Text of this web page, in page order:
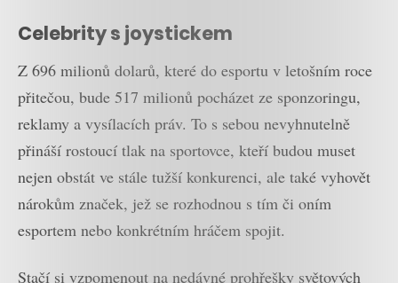
Celebrity s joystickem
Z 696 milionů dolarů, které do esportu v letošním roce
přitečou, bude 517 milionů pocházet ze sponzoringu,
reklamy a vysílacích práv. To s sebou nevyhnutelně
přináší rostoucí tlak na sportovce, kteří budou muset
nejen obstát ve stále tužší konkurenci, ale také vyhovět
nárokům značek, jež se rozhodnou s tím či oním
esportem nebo konkrétním hráčem spojit.
Stačí si vzpomenout na nedávné prohřešky světových